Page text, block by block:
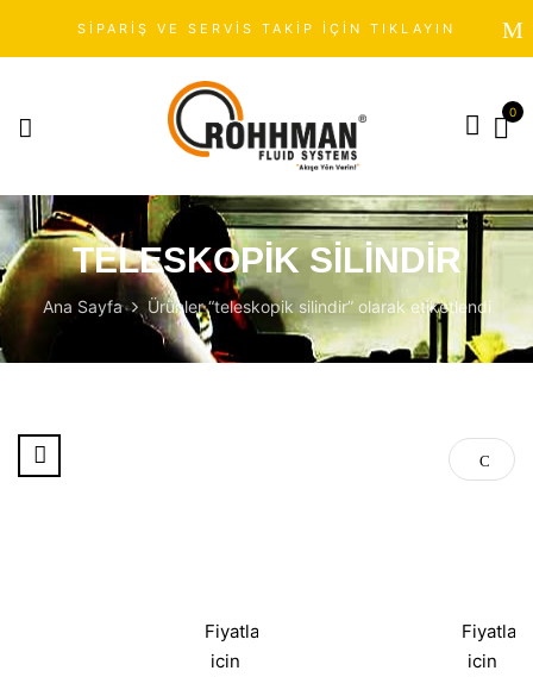
SİPARİŞ VE SERVİS TAKİP İÇİN TIKLAYIN
0
TELESKOPIK SILINDIR
Ana Sayfa Ürünler “teleskopik silindir” olarak etiketlendi
Fiyatlar
icin
Fiyatlar
icin